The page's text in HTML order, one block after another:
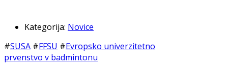
Kategorija: Novice
#SUSA #FFSU #Evropsko univerzitetno
prvenstvo v badmintonu